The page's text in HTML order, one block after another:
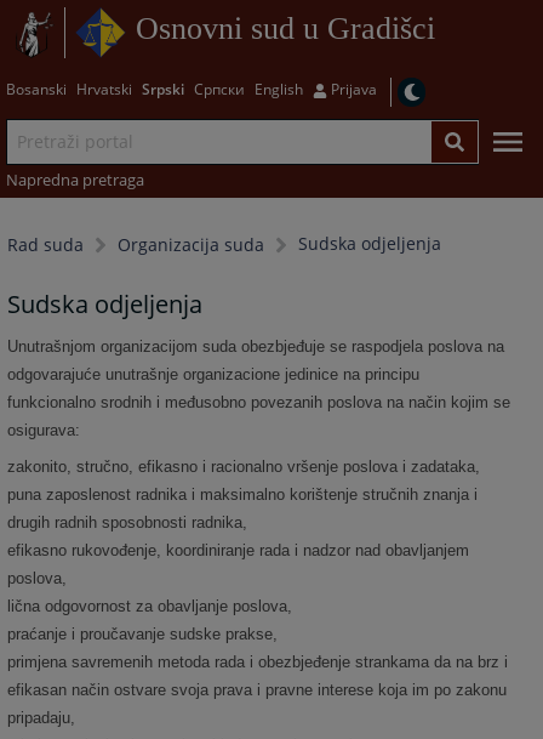
Osnovni sud u Gradišci
Bosanski Hrvatski Srpski Српски English Prijava
Napredna pretraga
Rad suda Organizacija suda Sudska odjeljenja
Sudska odjeljenja
Unutrašnjom organizacijom suda obezbjeđuje se raspodjela poslova na
odgovarajuće unutrašnje organizacione jedinice na principu
funkcionalno srodnih i međusobno povezanih poslova na način kojim se
osigurava:
zakonito, stručno, efikasno i racionalno vršenje poslova i zadataka,
puna zaposlenost radnika i maksimalno korištenje stručnih znanja i
drugih radnih sposobnosti radnika,
efikasno rukovođenje, koordiniranje rada i nadzor nad obavljanjem
poslova,
lična odgovornost za obavljanje poslova,
praćanje i proučavanje sudske prakse,
primjena savremenih metoda rada i obezbjeđenje strankama da na brz i
efikasan način ostvare svoja prava i pravne interese koja im po zakonu
pripadaju,